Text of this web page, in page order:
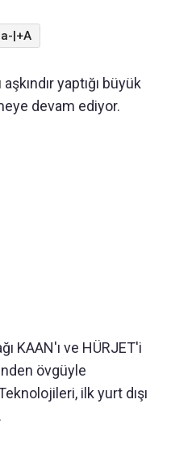
a-|+A
yaptığı büyük
devam ediyor.
KAAN'ı ve HÜRJET'i
övgüyle
ilk yurt dışı